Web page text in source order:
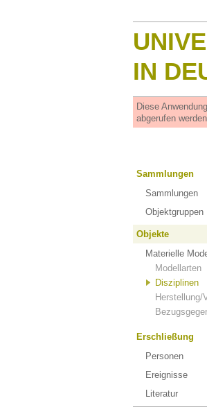
IN
Diese
abgerufen
Sammlungen
Sammlungen
Objektgruppen
Objekte
Materielle
Modellarten
Disziplinen
Herstellung/
Erschließung
Personen
Ereignisse
Literatur